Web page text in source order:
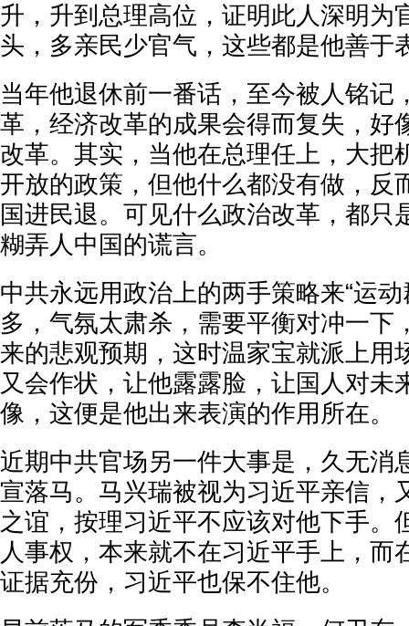
升，升到总理高位，证明此人深明为
头，多亲民少官气，这些都是他善于
当年他退休前一番话，至今被人铭记
革，经济改革的成果会得而复失，好
改革。其实，当他在总理任上，大把
开放的政策，但他什么都没有做，反
国进民退。可见什么政治改革，都只
糊弄人中国的谎言。
中共永远用政治上的两手策略来“运
多，气氛太肃杀，需要平衡对冲一下
来的悲观预期，这时温家宝就派上用
又会作状，让他露露脸，让国人对未
像，这便是他出来表演的作用所在。
近期中共官场另一件大事是，久无消
宣落马。马兴瑞被视为习近平亲信，
之谊，按理习近平不应该对他下手。
人事权，本来就不在习近平手上，而
证据充份，习近平也保不住他。